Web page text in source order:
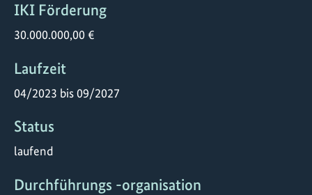
IKI Förderung
30.000.000,00 €
Laufzeit
04/2023 bis 09/2027
Status
laufend
Durchführungs -organisation